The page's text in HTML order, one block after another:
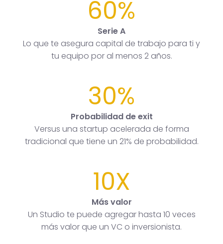
60%
Serie A
Lo que te asegura capital de trabajo para ti y
tu equipo por al menos 2 años.
30%
Probabilidad de exit
Versus una startup acelerada de forma
tradicional que tiene un 21% de probabilidad.
10X
Más valor
Un Studio te puede agregar hasta 10 veces
más valor que un VC o inversionista.